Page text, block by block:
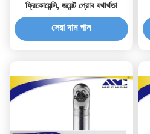
ফ্রিকোয়েন্সি, জয়েন্ট প্রোব যথার্থতা
সেরা দাম পান